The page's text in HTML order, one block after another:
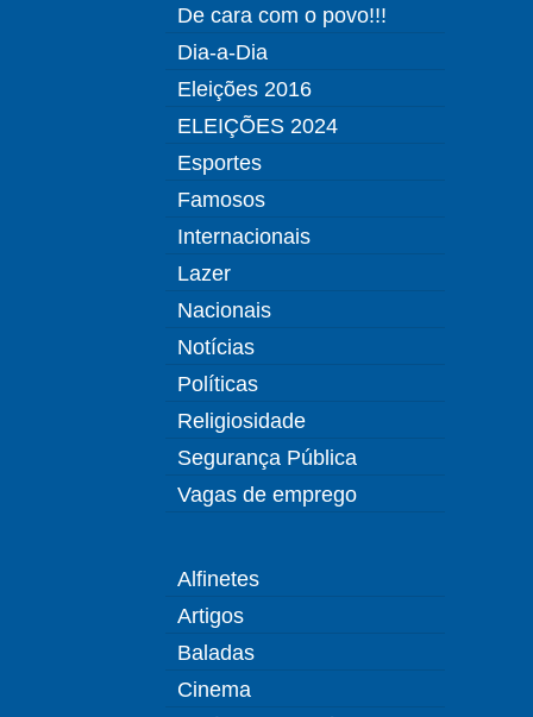
De cara com o povo!!!
Dia-a-Dia
Eleições 2016
ELEIÇÕES 2024
Esportes
Famosos
Internacionais
Lazer
Nacionais
Notícias
Políticas
Religiosidade
Segurança Pública
Vagas de emprego
Alfinetes
Artigos
Baladas
Cinema